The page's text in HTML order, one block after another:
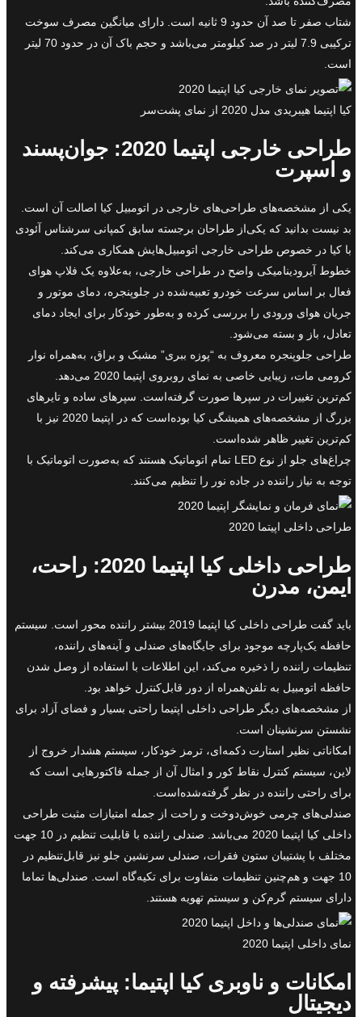
شتاب صفر تا صد آن حدود 9 ثانیه است. دارای میانگین مصرف سوخت
ترکیبی 7.9 لیتر در صد کیلومتر می‌باشد و حجم باک آن در حدود 70 لیتر
است.
کیا اپتیما هیبریدی مدل 2020 از نمای پشت‌سر
طراحی خارجی اپتیما 2020: جوان‌پسند
و اسپرت
یکی از مشخصه‌های طراحی‌های خارجی در اتومبیل کیا اصالت آن است.
بد نیست بدانید که یکی‌از طراحان برجسته سابق کمپانی سرشناس آئودی
با کیا در خصوص طراحی خارجی اتومبیل‌هایش همکاری می‌کند.
خطوط آیرودینامیکی واضح در طراحی خارجی، به‌علاوه یک فلاپ هوای
فعال بر اساس سرعت خودرو تعبیه‌شده در جلو‌پنجره، دمای موتور و
جریان هوای ورودی را بررسی کرده و به‌طور خودکار برای ایجاد دمای
تعادل، باز و بسته می‌شود.
طراحی جلو‌پنجره معروف به “پوزه ببری” مشبک و براق، به‌همراه نوار
کرومی مات، زیبایی خاصی به نمای روبروی اپتیما 2020 می‌دهد.
کم‌ترین تغییرات در سپرها صورت گرفته‌است. سپرهای ساده و تایرهای
بزرگ از مشخصه‌های همیشگی کیا بوده‌است که در اپتیما 2020 نیز با
کم‌ترین تغییر ظاهر شده‌است.
چراغ‌های جلو از نوع LED تمام اتوماتیک هستند که به‌صورت اتوماتیک با
توجه به نیاز راننده در جاده نور را تنظیم می‌کنند.
طراحی داخلی اپیتما 2020
طراحی داخلی کیا اپتیما 2020: راحت،
ایمن، مدرن
باید گفت طراحی داخلی کیا اپتیما 2019 بیشتر راننده محور است. سیستم
حافظه یک‌پارچه موجود برای جایگاه‌های صندلی و آینه‌های راننده،
تنظیمات راننده را ذخیره می‌کند، این اطلاعات با استفاده از وصل شدن
حافظه اتومبیل به تلفن‌همراه از دور قابل‌کنترل خواهد بود.
از مشخصه‌های دیگر طراحی داخلی اپتیما راحتی بسیار و فضای آزاد برای
نشستن سرنشینان است.
امکاناتی نظیر استارت دکمه‌ای، ترمز خودکار، سیستم هشدار خروج از
لاین، سیستم کنترل نقاط کور و امثال آن از جمله فاکتورهایی است که
برای راحتی راننده در نظر گرفته‌شده‌است.
صندلی‌های چرمی خوش‌دوخت و راحت از جمله امتیازات مثبت طراحی
داخلی کیا اپتیما 2020 می‌باشد. صندلی راننده با قابلیت تنظیم در 10 جهت
مختلف با پشتیبان ستون فقرات، صندلی سرنشین جلو نیز قابل‌تنظیم در
10 جهت و هم‌چنین تنظیمات متفاوت برای تکیه‌گاه است. صندلی‌ها تماما
دارای سیستم گرم‌کن و سیستم تهویه هستند.
نمای داخلی اپتیما 2020
امکانات و ناوبری کیا اپتیما: پیشرفته و
دیجیتال